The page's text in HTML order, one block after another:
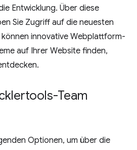
Entwicklung. Über diese
Sie Zugriff auf die neuesten
innovative Webplattform-
auf Ihrer Website finden,
Team
Optionen, um über die